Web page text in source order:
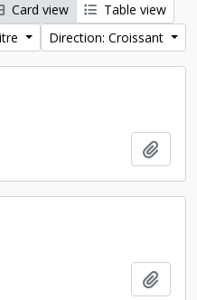
Card view
Table view
Direction: Croissant